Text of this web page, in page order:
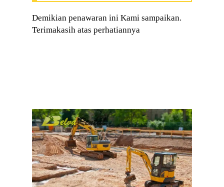
Demikian penawaran ini Kami sampaikan.
Terimakasih atas perhatiannya